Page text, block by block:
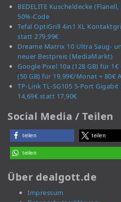
BEDELITE Kuscheldecke
50%-Code
Tefal OptiGrill 4in1 XL
statt 279,99€
Dreame Matrix 10 Ultra Saug-
neuer Bestpreis (MediaMarkt)
Google Pixel 10a (128 GB) für
(50 GB) für 19,99€/Monat + 80€
TP-Link TL-SG105 5-Port
14,69€ statt 17,90€
Social Media / Teilen
teilen teilen
teilen
Über dealgott.de
Impressum